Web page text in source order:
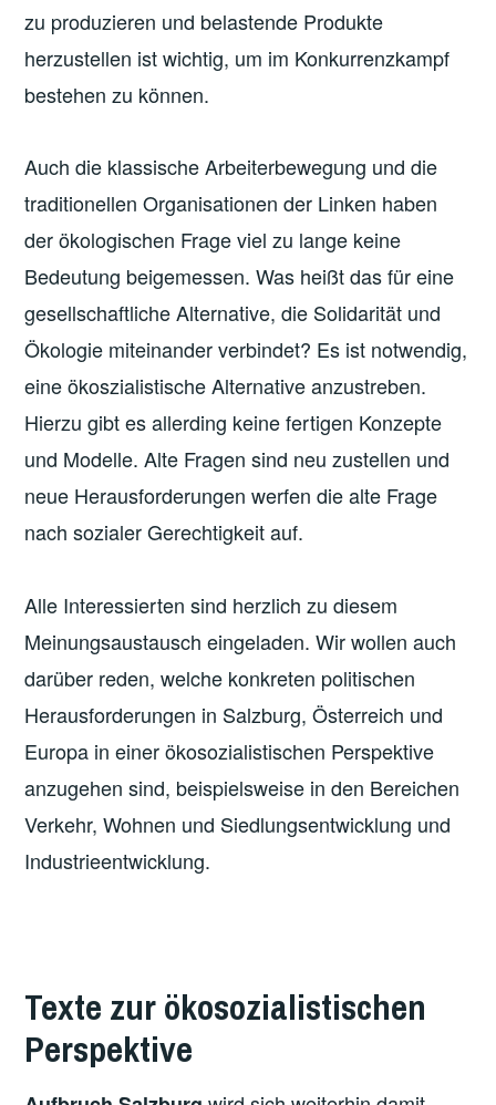
zu produzieren und belastende Produkte
herzustellen ist wichtig, um im Konkurrenzkampf
bestehen zu können.
Auch die klassische Arbeiterbewegung und die
traditionellen Organisationen der Linken haben
der ökologischen Frage viel zu lange keine
Bedeutung beigemessen. Was heißt das für eine
gesellschaftliche Alternative, die Solidarität und
Ökologie miteinander verbindet? Es ist notwendig,
eine ökoszialistische Alternative anzustreben.
Hierzu gibt es allerding keine fertigen Konzepte
und Modelle. Alte Fragen sind neu zustellen und
neue Herausforderungen werfen die alte Frage
nach sozialer Gerechtigkeit auf.
Alle Interessierten sind herzlich zu diesem
Meinungsaustausch eingeladen. Wir wollen auch
darüber reden, welche konkreten politischen
Herausforderungen in Salzburg, Österreich und
Europa in einer ökosozialistischen Perspektive
anzugehen sind, beispielsweise in den Bereichen
Verkehr, Wohnen und Siedlungsentwicklung und
Industrieentwicklung.
Texte zur ökosozialistischen
Perspektive